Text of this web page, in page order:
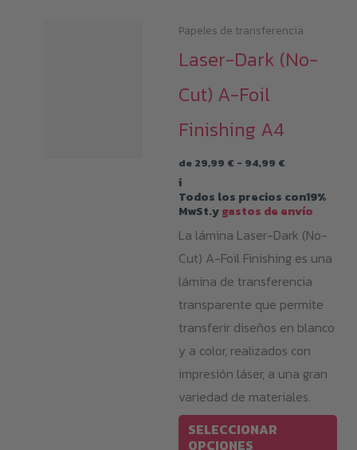
Papeles de transferencia
Laser-Dark (No-
Cut) A-Foil
Finishing A4
de 29,99 € - 94,99 €
desde
29,99 €
94,99 €
i
Todos los precios con19%
MwSt.ygastos de envío
La lámina Laser-Dark (No-
Cut) A-Foil Finishing es una
lámina de transferencia
transparente que permite
transferir diseños en blanco
y a color, realizados con
impresión láser, a una gran
variedad de materiales.
SELECCIONAR
OPCIONES